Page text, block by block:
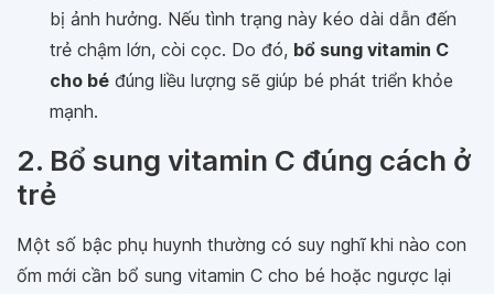
bị ảnh hưởng. Nếu tình trạng này kéo dài dẫn đến
trẻ chậm lớn, còi cọc. Do đó, bổ sung vitamin C
cho bé đúng liều lượng sẽ giúp bé phát triển khỏe
mạnh.
2. Bổ sung vitamin C đúng cách ở
trẻ
Một số bậc phụ huynh thường có suy nghĩ khi nào con
ốm mới cần bổ sung vitamin C cho bé hoặc ngược lại